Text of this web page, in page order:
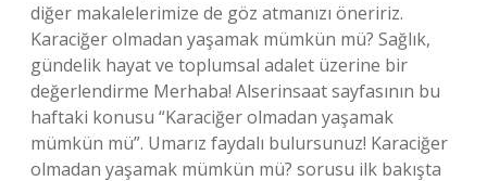
diğer makalelerimize de göz atmanızı öneririz.
Karaciğer olmadan yaşamak mümkün mü? Sağlık,
gündelik hayat ve toplumsal adalet üzerine bir
değerlendirme Merhaba! Alserinsaat sayfasının bu
haftaki konusu “Karaciğer olmadan yaşamak
mümkün mü”. Umarız faydalı bulursunuz! Karaciğer
olmadan yaşamak mümkün mü? sorusu ilk bakışta